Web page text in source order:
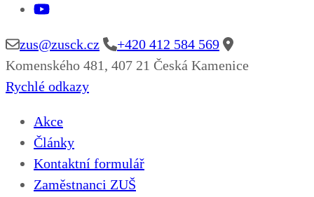
zus@zusck.cz
+420 412 584 569
Komenského 481, 407 21 Česká Kamenice
Rychlé odkazy
Akce
Články
Kontaktní formulář
Zaměstnanci ZUŠ